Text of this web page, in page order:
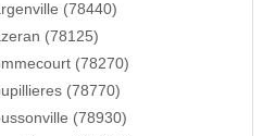
(78440)
(78125)
(78270)
(78770)
(78930)